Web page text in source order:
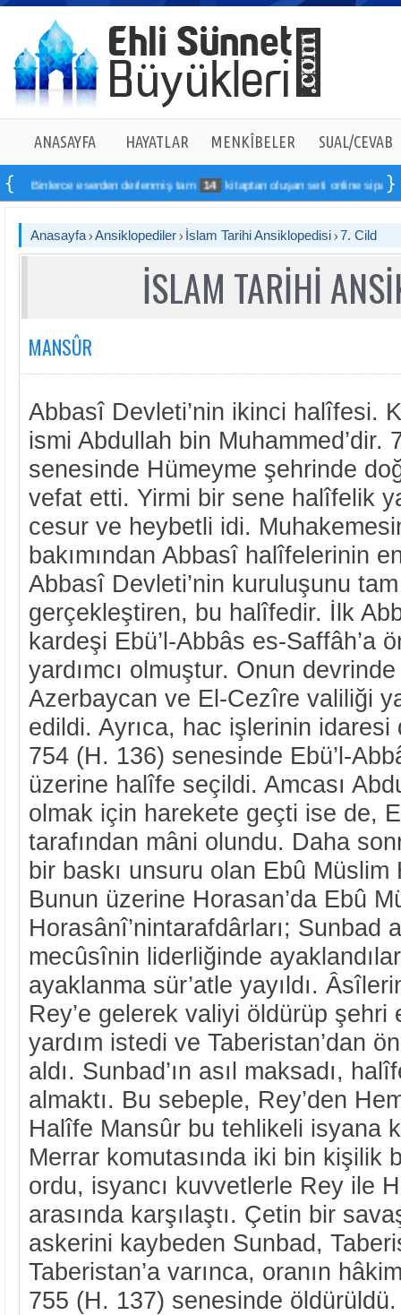
ANASAYFA HAYATLAR MENKÎBELER SUAL/CEVAB
eserden derlenmiş tam 14 kitaptan oluşan seti online sipariş
Anasayfa Ansiklopediler İslam Tarihi Ansiklopedisi 7. Cild
İSLAM TARİHİ
MANSÛR
Abbasî Devleti’nin ikinci halîfesi.
ismi Abdullah bin Muhammed’dir.
senesinde Hümeyme şehrinde
vefat etti. Yirmi bir sene halîfelik
cesur ve heybetli idi.
bakımından Abbasî halîfelerinin
Abbasî Devleti’nin kuruluşunu
gerçekleştiren, bu halîfedir. İlk
kardeşi Ebü’l-Abbâs es-Saffâh’a
yardımcı olmuştur. Onun
Azerbaycan ve El-Cezîre valiliği
edildi. Ayrıca, hac işlerinin idaresi
754 (H. 136) senesinde Ebü’l-
üzerine halîfe seçildi. Amcası
olmak için harekete geçti ise de,
tarafından mâni olundu. Daha
bir baskı unsuru olan Ebû
Bunun üzerine Horasan’da Ebû
Horasânî’nintarafdârları; Sunbad
mecûsînin liderliğinde
ayaklanma sür’atle yayıldı.
Rey’e gelerek valiyi öldürüp şehri
yardım istedi ve Taberistan’dan
aldı. Sunbad’ın asıl maksadı,
almaktı. Bu sebeple, Rey’den
Halîfe Mansûr bu tehlikeli isyana
Merrar komutasında iki bin kişilik
ordu, isyancı kuvvetlerle Rey ile
arasında karşılaştı. Çetin bir
askerini kaybeden Sunbad,
Taberistan’a varınca, oranın
755 (H. 137) senesinde öldürüldü.